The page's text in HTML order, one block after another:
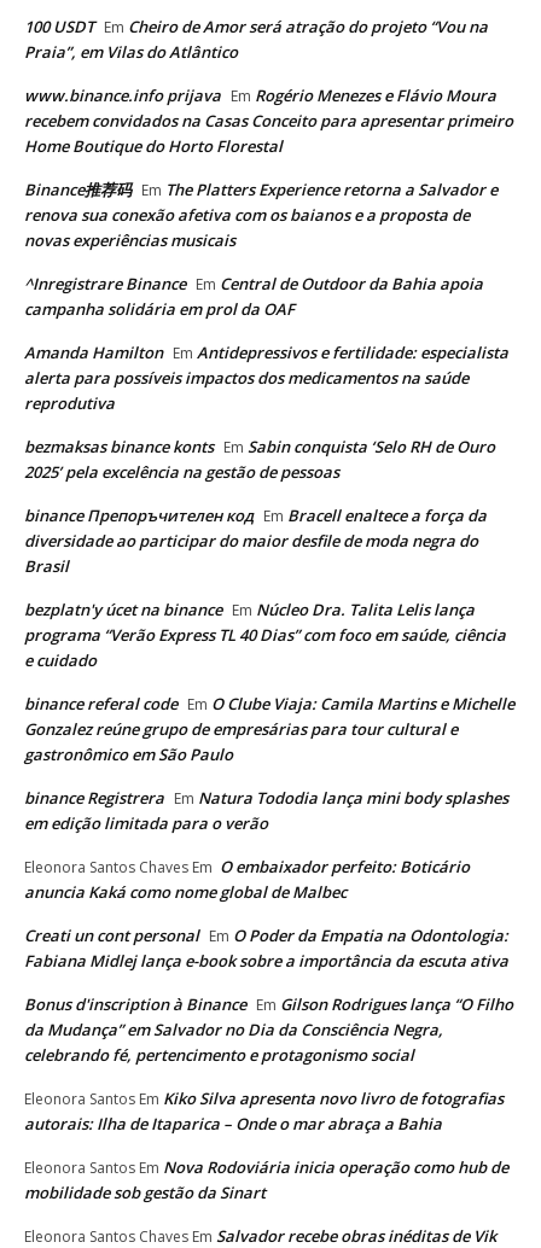
100 USDT Em Cheiro de Amor será atração do projeto “Vou na
Praia”, em Vilas do Atlântico
www.binance.info prijava Em Rogério Menezes e Flávio Moura
recebem convidados na Casas Conceito para apresentar primeiro
Home Boutique do Horto Florestal
Binance推荐码 Em The Platters Experience retorna a Salvador e
renova sua conexão afetiva com os baianos e a proposta de
novas experiências musicais
^Inregistrare Binance Em Central de Outdoor da Bahia apoia
campanha solidária em prol da OAF
Amanda Hamilton Em Antidepressivos e fertilidade: especialista
alerta para possíveis impactos dos medicamentos na saúde
reprodutiva
bezmaksas binance konts Em Sabin conquista ‘Selo RH de Ouro
2025’ pela excelência na gestão de pessoas
binance Препоръчителен код Em Bracell enaltece a força da
diversidade ao participar do maior desfile de moda negra do
Brasil
bezplatn'y úcet na binance Em Núcleo Dra. Talita Lelis lança
programa “Verão Express TL 40 Dias” com foco em saúde, ciência
e cuidado
binance referal code Em O Clube Viaja: Camila Martins e Michelle
Gonzalez reúne grupo de empresárias para tour cultural e
gastronômico em São Paulo
binance Registrera Em Natura Tododia lança mini body splashes
em edição limitada para o verão
Eleonora Santos Chaves Em O embaixador perfeito: Boticário
anuncia Kaká como nome global de Malbec
Creati un cont personal Em O Poder da Empatia na Odontologia:
Fabiana Midlej lança e-book sobre a importância da escuta ativa
Bonus d'inscription à Binance Em Gilson Rodrigues lança “O Filho
da Mudança” em Salvador no Dia da Consciência Negra,
celebrando fé, pertencimento e protagonismo social
Eleonora Santos Em Kiko Silva apresenta novo livro de fotografias
autorais: Ilha de Itaparica – Onde o mar abraça a Bahia
Eleonora Santos Em Nova Rodoviária inicia operação como hub de
mobilidade sob gestão da Sinart
Eleonora Santos Chaves Em Salvador recebe obras inéditas de Vik